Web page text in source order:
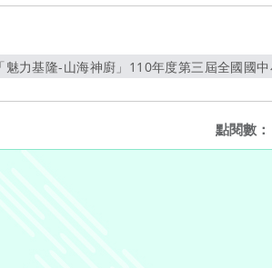
魅力基隆-山海神廚」110年度第三屆全國國
點閱數：